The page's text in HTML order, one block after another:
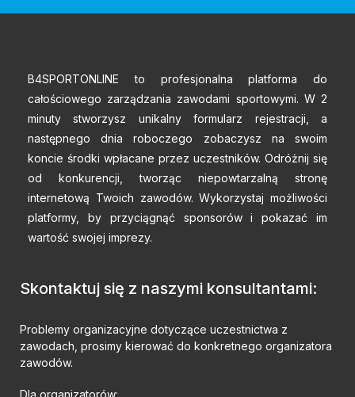
B4SPORTONLINE to profesjonalna platforma do
całościowego zarządzania zawodami sportowymi. W 2
minuty stworzysz unikalny formularz rejestracji, a
następnego dnia roboczego zobaczysz na swoim
koncie środki wpłacane przez uczestników. Odróżnij się
od konkurencji, tworząc niepowtarzalną stronę
internetową Twoich zawodów. Wykorzystaj możliwości
platformy, by przyciągnąć sponsorów i pokazać im
wartość swojej imprezy.
Skontaktuj się z naszymi konsultantami:
Problemy organizacyjne dotyczące uczestnictwa z
zawodach, prosimy kierować do konkretnego organizatora
zawodów.